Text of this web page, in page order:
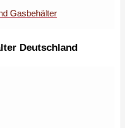
Gasbehälter
Deutschland